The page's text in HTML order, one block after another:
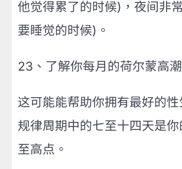
他觉得累了的时候)，夜间非
要睡觉的时候)。
23、了解你每月的荷尔蒙高
这可能能帮助你拥有最好的
规律周期中的七至十四天是
至高点。